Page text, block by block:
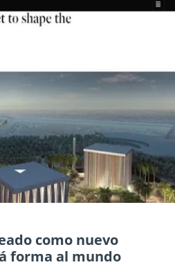
como nuevo
forma al mundo